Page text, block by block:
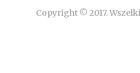
Copyright © 2017.